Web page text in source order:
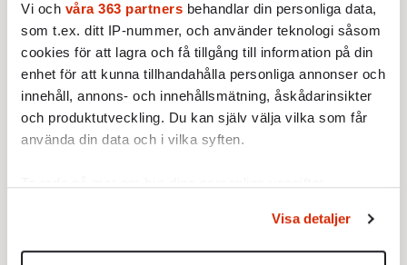
Vi och våra 363 partners behandlar din personliga data,
som t.ex. ditt IP-nummer, och använder teknologi såsom
cookies för att lagra och få tillgång till information på din
enhet för att kunna tillhandahålla personliga annonser och
innehåll, annons- och innehållsmätning, åskådarinsikter
och produktutveckling. Du kan själv välja vilka som får
använda din data och i vilka syften.
Du kan ändra eller dra tillbaka ditt samtycke när som
helst från cookie-förklaringen.
Visa detaljer
Veckan som kommer
Det viktigaste att ha koll på
under veckan.
Av: Redaktionen
EXTRA
Antihjälten som löser vårdkrisen
I dag kom ett nytt nummer av
Fokus. Spana in innehållet i
Av: Redaktionen
Här är de viktigaste datumen